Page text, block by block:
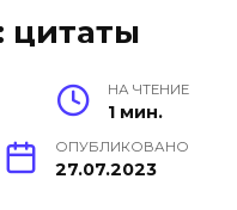
цитаты
НА ЧТЕНИЕ
1 мин.
ОПУБЛИКОВАНО
27.07.2023